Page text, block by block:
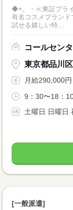
◆+。・≪東証プライム
有名コスメブラン
試せる嬉しい特...
コールセン
東京都品川
月給290,000円
9：30〜18：
土曜日 日曜日
[一般派遣]